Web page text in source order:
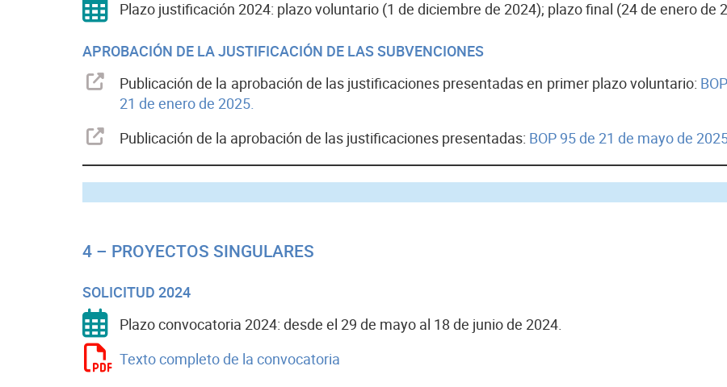
Plazo justificación 2024: plazo voluntario (1 de diciembre de 2024); plazo final (24 de enero de
APROBACIÓN DE LA JUSTIFICACIÓN DE LAS SUBVENCIONES
Publicación de la aprobación de las justificaciones presentadas en primer plazo voluntario:
21 de enero de 2025.
Publicación de la aprobación de las justificaciones presentadas: BOP 95 de 21 de mayo de
4 – PROYECTOS SINGULARES
SOLICITUD 2024
Plazo convocatoria 2024: desde el 29 de mayo al 18 de junio de 2024.
Texto completo de la convocatoria